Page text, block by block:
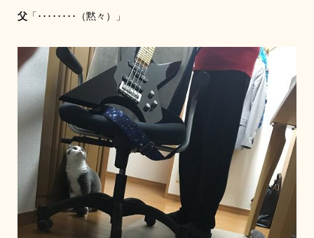
父「････････（黙々）」